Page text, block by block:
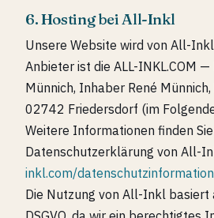
6. Hosting bei All-Inkl
Unsere Website wird von All-
Anbieter ist die ALL-INKL.COM
Münnich, Inhaber René
02742 Friedersdorf (im
Weitere Informationen finden
Datenschutzerklärung von All-
inkl.com/
Die Nutzung von All-Inkl basiert